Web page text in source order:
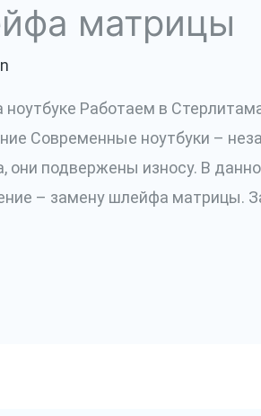
матрицы
Работаем в
Современные ноутбуки –
они подвержены износу. В
– замену шлейфа матрицы.